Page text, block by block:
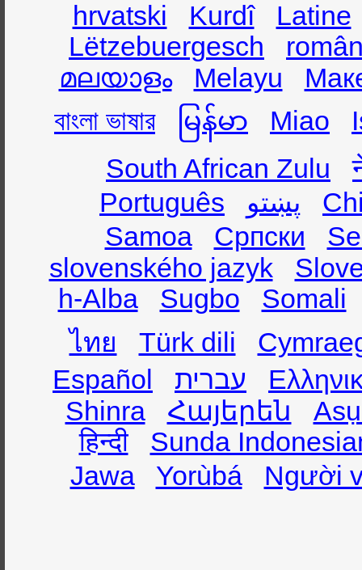
hrvatski
Kurdî
Latine
Lëtzebuergesch
മലയാളം
Melayu
বাংলা ভাষার
မြန်မာ Miao
South African Zulu
Português
پښتو
Samoa
Српски
slovenského jazyk
h-Alba
Sugbo
Somali
ไทย
Türk dili
Español
עברית
Shinra
Հայերեն
हिन्दी
Sunda
Jawa
Yorùbá Người